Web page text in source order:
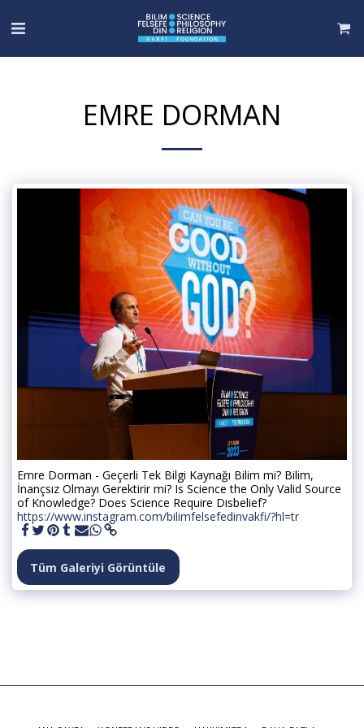
EMRE DORMAN
Emre Dorman - Geçerli Tek Bilgi Kaynağı Bilim mi? Bilim,
İnançsız Olmayı Gerektirir mi? Is Science the Only Valid Source
of Knowledge? Does Science Require Disbelief?
https://www.instagram.com/bilimfelsefedinvakfi/?hl=tr
Tüm Galeriyi Görüntüle